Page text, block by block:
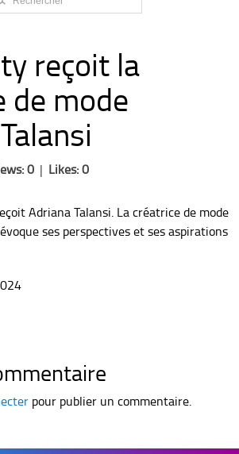
reçoit la
de mode
0 | Likes: 0
Adriana Talansi. La créatrice de mode
ses perspectives et ses aspirations
pour publier un commentaire.